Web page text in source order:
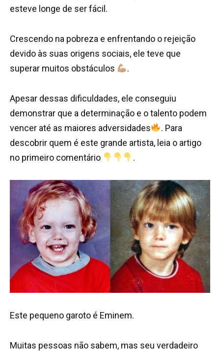
esteve longe de ser fácil.
Crescendo na pobreza e enfrentando o rejeição
devido às suas origens sociais, ele teve que
superar muitos obstáculos
.
Apesar dessas dificuldades, ele conseguiu
demonstrar que a determinação e o talento podem
vencer até as maiores adversidades
. Para
descobrir quem é este grande artista, leia o artigo
no primeiro comentário
.
Este pequeno garoto é Eminem.
Muitas pessoas não sabem, mas seu verdadeiro